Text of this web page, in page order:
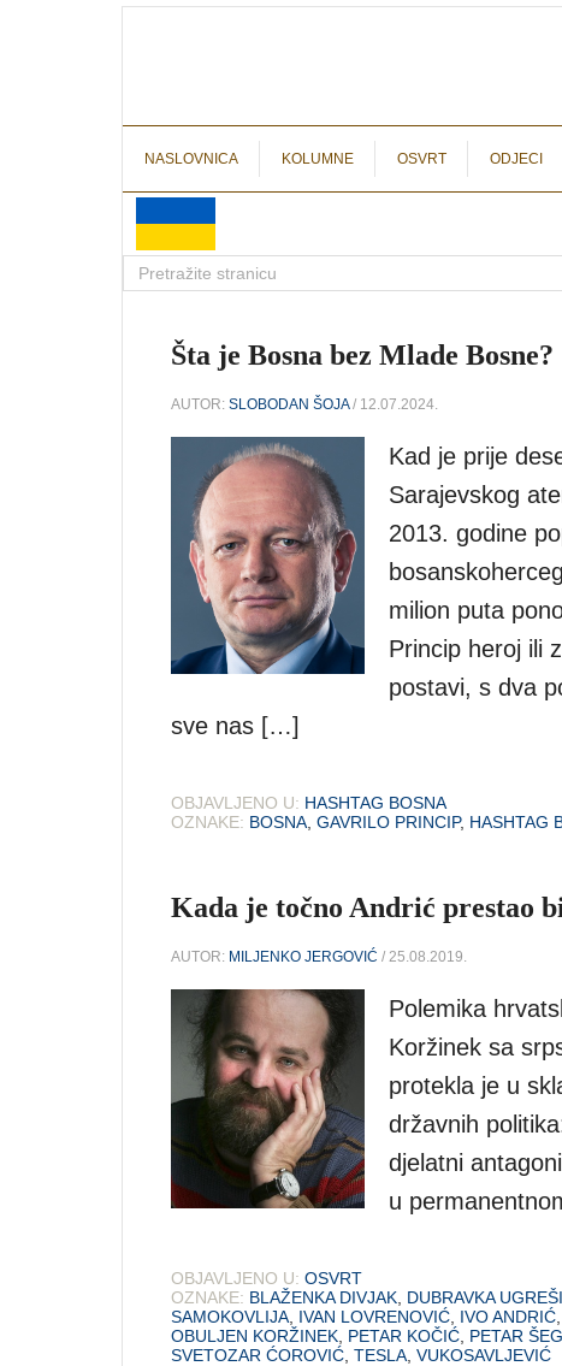
NASLOVNICA KOLUMNE OSVRT ODJECI
Šta je Bosna bez Mlade Bosne?
AUTOR: SLOBODAN ŠOJA/ 12.07.2024.
Kad je prije
Sarajevskog
2013. godine
milion puta
Princip heroj ili
postavi, s dva
sve nas […]
OBJAVLJENO U: HASHTAG BOSNA
OZNAKE: BOSNA GAVRILO PRINCIP, HASHTAG
Kada je točno Andrić prestao
AUTOR: MILJENKO JERGOVIĆ / 25.08.2019.
Polemika
Koržinek sa
protekla je u
državnih
djelatni
u
OBJAVLJENO U: OSVRT
OZNAKE: BLAŽENKA DIVJAK DUBRAVKA
SAMOKOVLIJA IVAN LOVRENOVIĆ IVO ANDRIĆ
OBULJEN KORŽINEK PETAR KOČIĆ PETAR
SVETOZAR ĆOROVIĆ TESLA VUKOSAVLJEVIĆ